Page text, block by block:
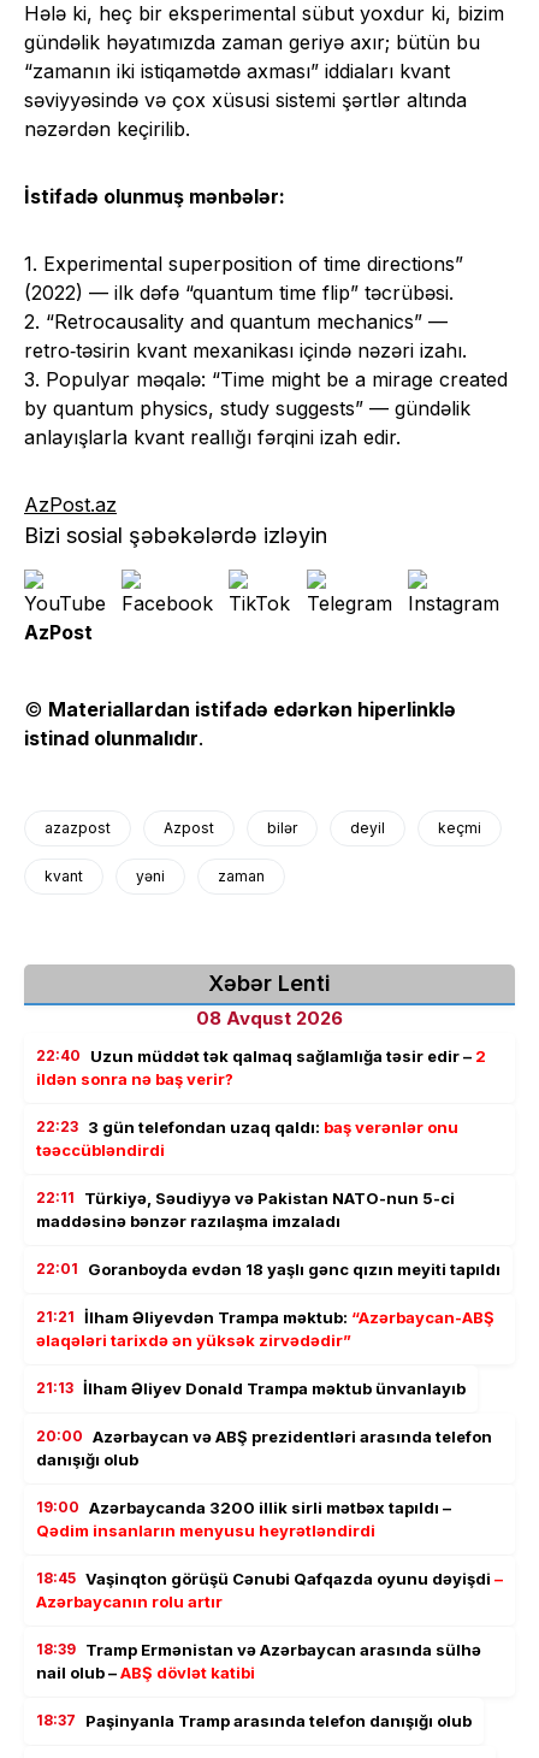
Hələ ki, heç bir eksperimental sübut yoxdur ki, bizim
gündəlik həyatımızda zaman geriyə axır; bütün bu
“zamanın iki istiqamətdə axması” iddiaları kvant
səviyyəsində və çox xüsusi sistemi şərtlər altında
nəzərdən keçirilib.
İstifadə olunmuş mənbələr:
1. Experimental superposition of time directions”
(2022) — ilk dəfə “quantum time flip” təcrübəsi.
2. “Retrocausality and quantum mechanics” —
retro‑təsirin kvant mexanikası içində nəzəri izahı.
3. Populyar məqalə: “Time might be a mirage created
by quantum physics, study suggests” — gündəlik
anlayışlarla kvant reallığı fərqini izah edir.
AzPost.az
Bizi sosial şəbəkələrdə izləyin
AzPost
© Materiallardan istifadə edərkən hiperlinklə
istinad olunmalıdır.
azazpost Azpost bilər deyil keçmi
kvant yəni zaman
Xəbər Lenti
08 Avqust 2026
22:40 Uzun müddət tək qalmaq sağlamlığa təsir edir – 2
ildən sonra nə baş verir?
22:23 3 gün telefondan uzaq qaldı: baş verənlər onu
təəccübləndirdi
22:11
Türkiyə, Səudiyyə və Pakistan NATO-nun 5-ci
maddəsinə bənzər razılaşma imzaladı
22:01 Goranboyda evdən 18 yaşlı gənc qızın meyiti tapıldı
21:21 İlham Əliyevdən Trampa məktub: “Azərbaycan-ABŞ
əlaqələri tarixdə ən yüksək zirvədədir”
21:13 İlham Əliyev Donald Trampa məktub ünvanlayıb
20:00 Azərbaycan və ABŞ prezidentləri arasında telefon
danışığı olub
19:00 Azərbaycanda 3200 illik sirli mətbəx tapıldı –
Qədim insanların menyusu heyrətləndirdi
18:45 Vaşinqton görüşü Cənubi Qafqazda oyunu dəyişdi –
Azərbaycanın rolu artır
18:39 Tramp Ermənistan və Azərbaycan arasında sülhə
nail olub –ABŞ dövlət katibi
18:37 Paşinyanla Tramp arasında telefon danışığı olub